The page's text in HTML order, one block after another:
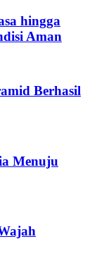
hingga
Aman
Berhasil
Menuju